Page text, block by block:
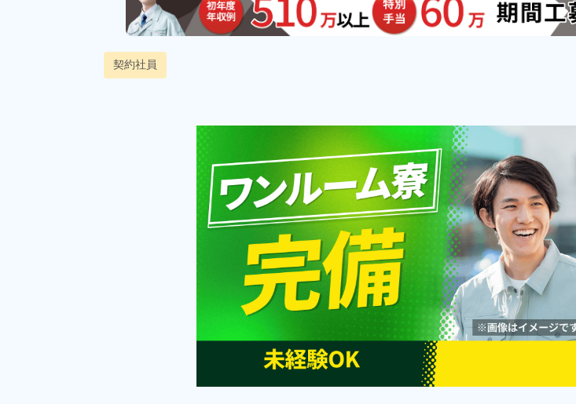
契約社員
お仕事No.11990-
01
電子機器製造の
ー業務★寮費無
カー通勤OK！無
♪《秋田県由利本
勤務地
秋
雇用形態
派
職種
マ
品
査,
未経験者OK 経
男性活躍中 女
赴任旅費あり
年間休日120日以上
送迎あり 資格